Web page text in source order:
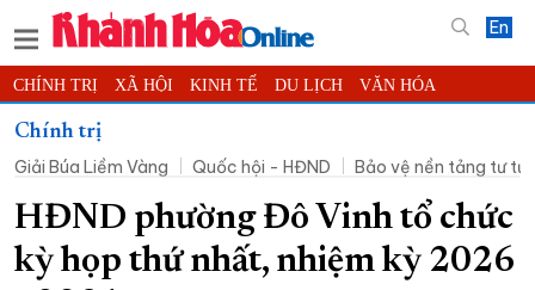
En
CHÍNH TRỊ XÃ HỘI KINH TẾ DU LỊCH VĂN HÓA
THỂ THAO
KHOA HỌC - CÔNG NGHỆ PHÁP LUẬT BẠN ĐỌC PHÓNG SỰ
THẾ GIỚI MULTIMEDIA VIDEO ĐỌC BÁO ONLINE
PODCAST THÔNG TIN - QUẢNG CÁO
Chính trị
Giải Búa Liềm Vàng
Quốc hội - HĐND Bảo vệ nền tảng tư
HĐND phường Đô Vinh tổ chức
kỳ họp thứ nhất, nhiệm kỳ 2026